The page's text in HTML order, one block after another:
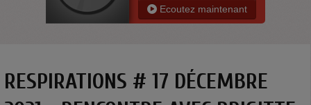
Ecoutez maintenant
RESPIRATIONS # 17 DÉCEMBRE